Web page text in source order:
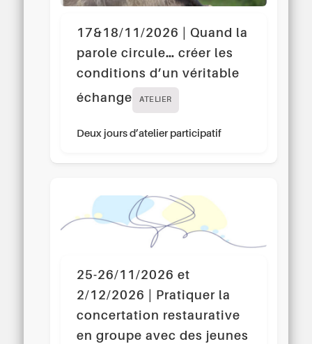
17&18/11/2026 | Quand la
parole circule… créer les
conditions d’un véritable
échange
ATELIER
Deux jours d’atelier participatif
25-26/11/2026 et
2/12/2026 | Pratiquer la
concertation restaurative
en groupe avec des jeunes